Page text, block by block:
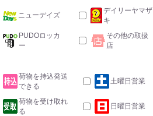
ニューデイズ
デイリーヤマザ
キ
PUDOロッカ
ー
その他の取扱
店
荷物を持込発送
できる
土曜日営業
荷物を受け取れ
る
日曜日営業